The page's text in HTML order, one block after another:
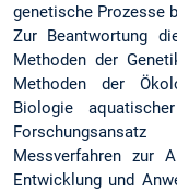
genetische Prozesse
Zur Beantwortung
Methoden der
Methoden der
Biologie
Messverfahren zur
Entwicklung und